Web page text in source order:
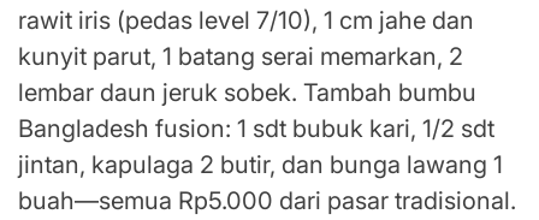
rawit iris (pedas level 7/10), 1 cm jahe dan
kunyit parut, 1 batang serai memarkan, 2
lembar daun jeruk sobek. Tambah bumbu
Bangladesh fusion: 1 sdt bubuk kari, 1/2 sdt
jintan, kapulaga 2 butir, dan bunga lawang 1
buah—semua Rp5.000 dari pasar tradisional.